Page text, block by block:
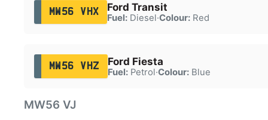
MW56 VHX Ford Transit
Fuel:Diesel·Colour:Red
MW56 VHZ Ford Fiesta
Fuel:Petrol·Colour:Blue
MW56 VJ